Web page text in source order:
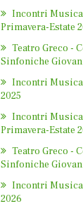
Incontri
Primavera-Estate
Teatro Greco -
Sinfoniche
Incontri
2025
Incontri
Primavera-Estate
Teatro Greco -
Sinfoniche
Incontri
2026